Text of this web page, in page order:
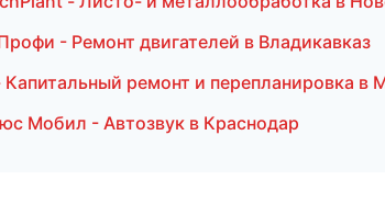
- Ремонт двигателей в Владикавказ
ремонт и перепланировка в
Мобил - Автозвук в Краснодар